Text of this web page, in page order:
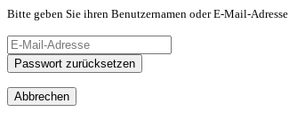
Bitte geben Sie ihren Benutzernamen oder E-Mail-
Passwort zurücksetzen
Abbrechen